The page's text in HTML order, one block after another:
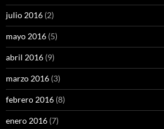
julio 2016 (2)
mayo 2016 (5)
abril 2016 (9)
marzo 2016 (3)
febrero 2016 (8)
enero 2016 (7)